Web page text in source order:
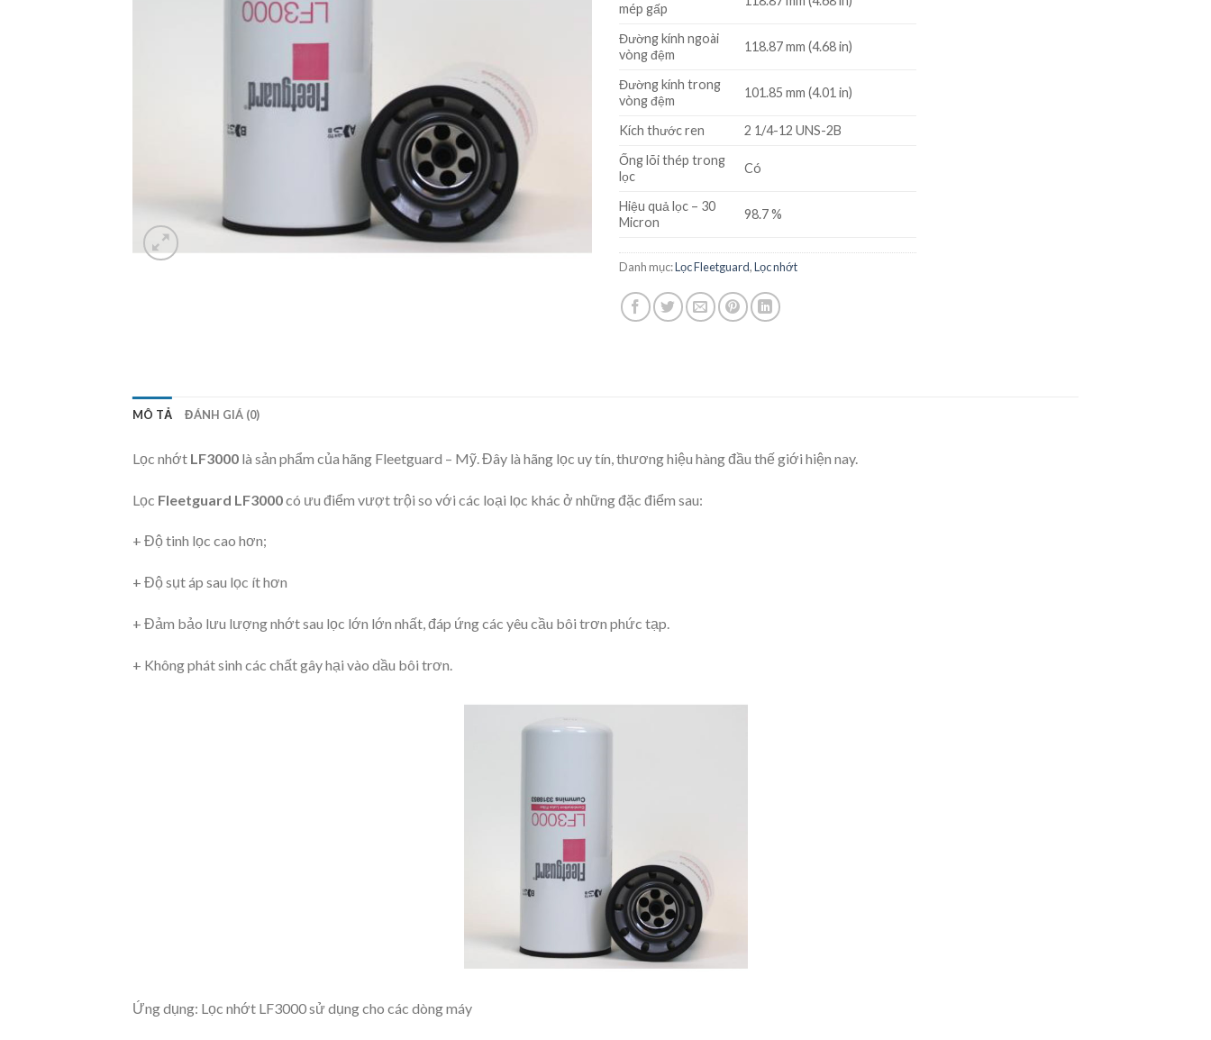
mép gấp
Đường kính ngoài
vòng đệm
118.87 mm (4.68 in)
Đường kính trong
vòng đệm
101.85 mm (4.01 in)
Kích thước ren
2 1/4-12 UNS-2B
Ống lõi thép trong
lọc
Có
Hiệu quả lọc – 30
Micron
98.7 %
Danh mục:Lọc Fleetguard,Lọc nhớt
MÔ TẢ ĐÁNH GIÁ (0)
Lọc nhớt LF3000 là sản phẩm của hãng Fleetguard – Mỹ. Đây là hãng lọc uy tín, thương hiệu hàng đầu thế giới hiện nay.
Lọc Fleetguard LF3000có ưu điểm vượt trội so với các loại lọc khác ở những đặc điểm sau:
+ Độ tinh lọc cao hơn;
+ Độ sụt áp sau lọc ít hơn
+ Đảm bảo lưu lượng nhớt sau lọc lớn lớn nhất, đáp ứng các yêu cầu bôi trơn phức tạp.
+ Không phát sinh các chất gây hại vào dầu bôi trơn.
Ứng dụng: Lọc nhớt LF3000 sử dụng cho các dòng máy